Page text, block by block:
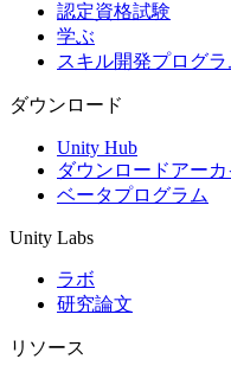
XR ゲーム
XR ゲームを複数プラッ
マルチプレイヤーゲーム
マルチプレイヤーゲーム
認定資格試験
学ぶ
スキル開発プログラ
ダウンロード
Unity Hub
ダウンロードアー
ベータプログラム
Unity Labs
ラボ
研究論文
リソース